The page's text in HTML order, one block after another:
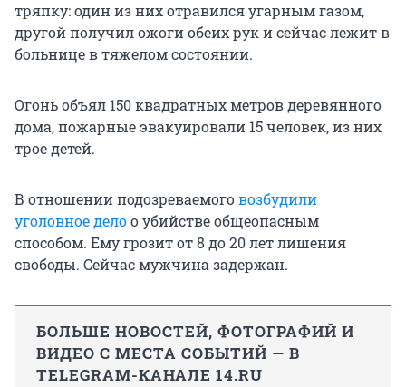
тряпку: один из них отравился угарным газом,
другой получил ожоги обеих рук и сейчас лежит в
больнице в тяжелом состоянии.
Огонь объял 150 квадратных метров деревянного
дома, пожарные эвакуировали 15 человек, из них
трое детей.
В отношении подозреваемоговозбудили
уголовное делоо убийстве общеопасным
способом. Ему грозит от 8 до 20 лет лишения
свободы. Сейчас мужчина задержан.
БОЛЬШЕ НОВОСТЕЙ, ФОТОГРАФИЙ И
ВИДЕО С МЕСТА СОБЫТИЙ — В
TELEGRAM-КАНАЛЕ 14.RU